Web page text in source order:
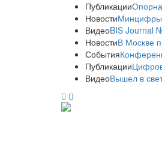
Публикации
НовостиМинцифры:
ВидеоBIS Journal
НовостиВ Москве
События
Публикации
ВидеоВышел в